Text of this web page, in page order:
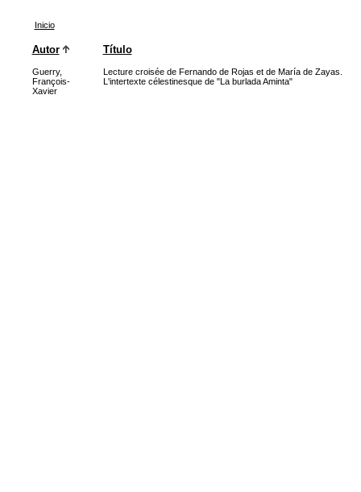
Inicio
Autor Título
Guerry,
François-
Xavier
Lecture croisée de Fernando de Rojas et de María de Zayas.
L'intertexte célestinesque de "La burlada Aminta"